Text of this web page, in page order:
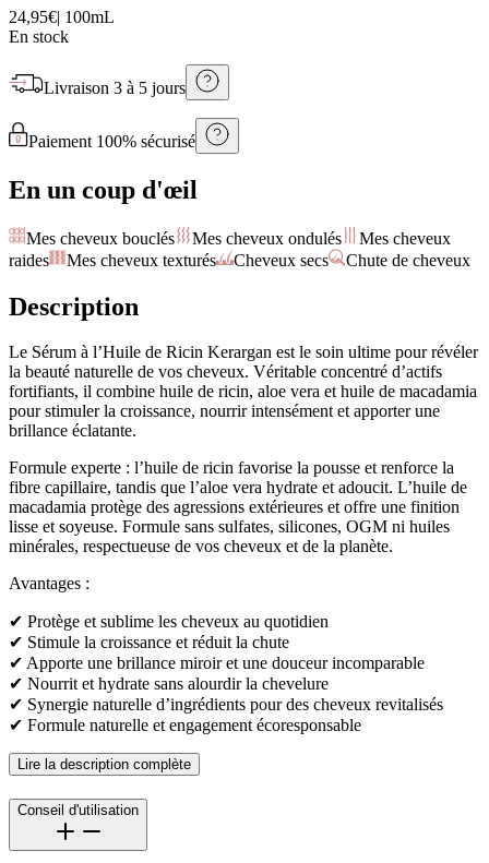
24,95€| 100mL
En stock
Livraison 3 à 5 jours
Paiement 100% sécurisé
En un coup d'œil
Mes cheveux bouclés Mes cheveux ondulés
Mes cheveux
raides
Mes cheveux texturés Cheveux secs Chute de cheveux
Description
Le Sérum à l’Huile de Ricin Kerargan est le soin ultime pour révéler
la beauté naturelle de vos cheveux. Véritable concentré d’actifs
fortifiants, il combine huile de ricin, aloe vera et huile de macadamia
pour stimuler la croissance, nourrir intensément et apporter une
brillance éclatante.
Formule experte : l’huile de ricin favorise la pousse et renforce la
fibre capillaire, tandis que l’aloe vera hydrate et adoucit. L’huile de
macadamia protège des agressions extérieures et offre une finition
lisse et soyeuse. Formule sans sulfates, silicones, OGM ni huiles
minérales, respectueuse de vos cheveux et de la planète.
Avantages :
✔ Protège et sublime les cheveux au quotidien
✔ Stimule la croissance et réduit la chute
✔ Apporte une brillance miroir et une douceur incomparable
✔ Nourrit et hydrate sans alourdir la chevelure
✔ Synergie naturelle d’ingrédients pour des cheveux revitalisés
✔ Formule naturelle et engagement écoresponsable
Lire la description complète
Conseil d'utilisation